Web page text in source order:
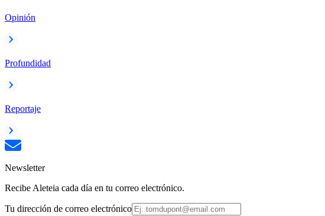
Opinión
Profundidad
Reportaje
Newsletter
Recibe Aleteia cada día en tu correo electrónico.
Tu dirección de correo electrónico